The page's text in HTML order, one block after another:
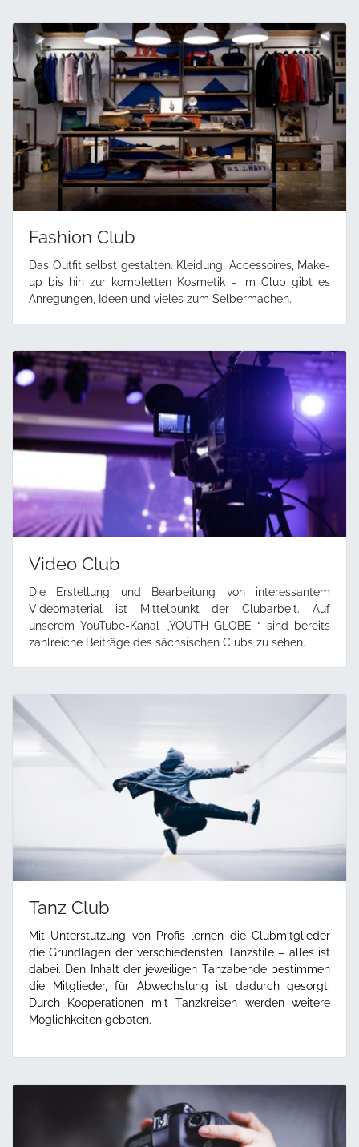
Fashion Club
Das Outfit selbst gestalten. Kleidung, Accessoires, Make-
up bis hin zur kompletten Kosmetik – im Club gibt es
Anregungen, Ideen und vieles zum Selbermachen.
Video Club
Die Erstellung und Bearbeitung von interessantem
Videomaterial ist Mittelpunkt der Clubarbeit. Auf
unserem YouTube-Kanal „YOUTH GLOBE “ sind bereits
zahlreiche Beiträge des sächsischen Clubs zu sehen.
Tanz Club
Mit Unterstützung von Profis lernen die Clubmitglieder
die Grundlagen der verschiedensten Tanzstile – alles ist
dabei. Den Inhalt der jeweiligen Tanzabende bestimmen
die Mitglieder, für Abwechslung ist dadurch gesorgt.
Durch Kooperationen mit Tanzkreisen werden weitere
Möglichkeiten geboten.